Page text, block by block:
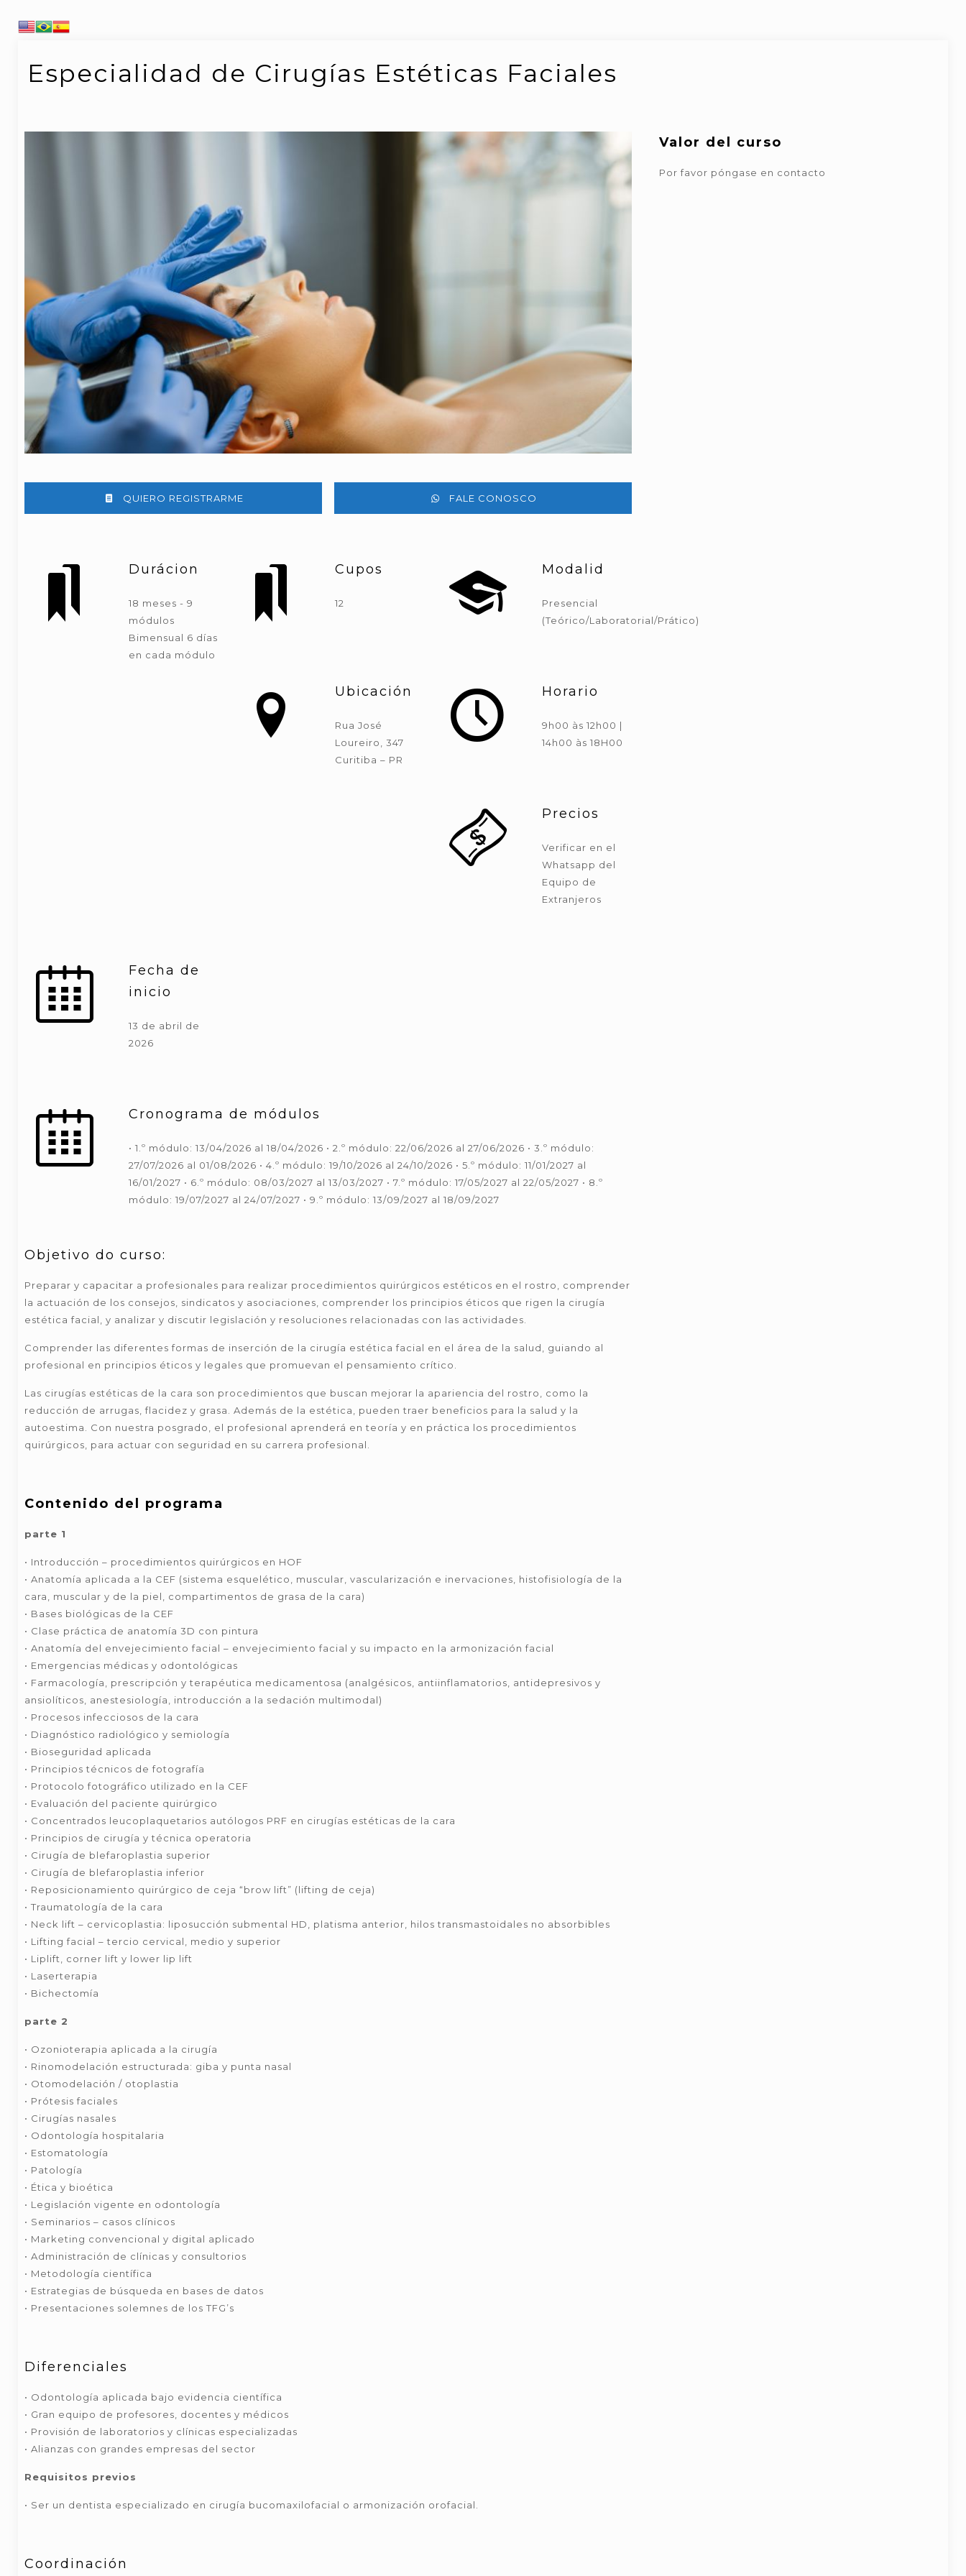
Especialidad de Cirugías Estéticas Faciales
QUIERO REGISTRARME FALE CONOSCO
Durácion
18 meses - 9
módulos
Bimensual 6 días
en cada módulo
Cupos
12
Modalid
Presencial
(Teórico/Laboratorial/Prático)
Ubicación
Rua José
Loureiro, 347
Curitiba – PR
Horario
9h00 às 12h00 |
14h00 às 18H00
Precios
Verificar en el
Whatsapp del
Equipo de
Extranjeros
Fecha de
inicio
13 de abril de
2026
Cronograma de módulos
• 1.º módulo: 13/04/2026 al 18/04/2026 • 2.º módulo: 22/06/2026 al 27/06/2026 • 3.º módulo:
27/07/2026 al 01/08/2026 • 4.º módulo: 19/10/2026 al 24/10/2026 • 5.º módulo: 11/01/2027 al
16/01/2027 • 6.º módulo: 08/03/2027 al 13/03/2027 • 7.º módulo: 17/05/2027 al 22/05/2027 • 8.º
módulo: 19/07/2027 al 24/07/2027 • 9.º módulo: 13/09/2027 al 18/09/2027
Objetivo do curso:
Preparar y capacitar a profesionales para realizar procedimientos quirúrgicos estéticos en el rostro, comprender
la actuación de los consejos, sindicatos y asociaciones, comprender los principios éticos que rigen la cirugía
estética facial, y analizar y discutir legislación y resoluciones relacionadas con las actividades.
Comprender las diferentes formas de inserción de la cirugía estética facial en el área de la salud, guiando al
profesional en principios éticos y legales que promuevan el pensamiento crítico.
Las cirugías estéticas de la cara son procedimientos que buscan mejorar la apariencia del rostro, como la
reducción de arrugas, flacidez y grasa. Además de la estética, pueden traer beneficios para la salud y la
autoestima. Con nuestra posgrado, el profesional aprenderá en teoría y en práctica los procedimientos
quirúrgicos, para actuar con seguridad en su carrera profesional.
Contenido del programa
parte 1
• Introducción – procedimientos quirúrgicos en HOF
• Anatomía aplicada a la CEF (sistema esquelético, muscular, vascularización e inervaciones, histofisiología de la
cara, muscular y de la piel, compartimentos de grasa de la cara)
• Bases biológicas de la CEF
• Clase práctica de anatomía 3D con pintura
• Anatomía del envejecimiento facial – envejecimiento facial y su impacto en la armonización facial
• Emergencias médicas y odontológicas
• Farmacología, prescripción y terapéutica medicamentosa (analgésicos, antiinflamatorios, antidepresivos y
ansiolíticos, anestesiología, introducción a la sedación multimodal)
• Procesos infecciosos de la cara
• Diagnóstico radiológico y semiología
• Bioseguridad aplicada
• Principios técnicos de fotografía
• Protocolo fotográfico utilizado en la CEF
• Evaluación del paciente quirúrgico
• Concentrados leucoplaquetarios autólogos PRF en cirugías estéticas de la cara
• Principios de cirugía y técnica operatoria
• Cirugía de blefaroplastia superior
• Cirugía de blefaroplastia inferior
• Reposicionamiento quirúrgico de ceja “brow lift” (lifting de ceja)
• Traumatología de la cara
• Neck lift – cervicoplastia: liposucción submental HD, platisma anterior, hilos transmastoidales no absorbibles
• Lifting facial – tercio cervical, medio y superior
• Liplift, corner lift y lower lip lift
• Laserterapia
• Bichectomía
parte 2
• Ozonioterapia aplicada a la cirugía
• Rinomodelación estructurada: giba y punta nasal
• Otomodelación / otoplastia
• Prótesis faciales
• Cirugías nasales
• Odontología hospitalaria
• Estomatología
• Patología
• Ética y bioética
• Legislación vigente en odontología
• Seminarios – casos clínicos
• Marketing convencional y digital aplicado
• Administración de clínicas y consultorios
• Metodología científica
• Estrategias de búsqueda en bases de datos
• Presentaciones solemnes de los TFG’s
Diferenciales
• Odontología aplicada bajo evidencia científica
• Gran equipo de profesores, docentes y médicos
• Provisión de laboratorios y clínicas especializadas
• Alianzas con grandes empresas del sector
Requisitos previos
• Ser un dentista especializado en cirugía bucomaxilofacial o armonización orofacial.
Coordinación
Valor del curso
Por favor póngase en contacto